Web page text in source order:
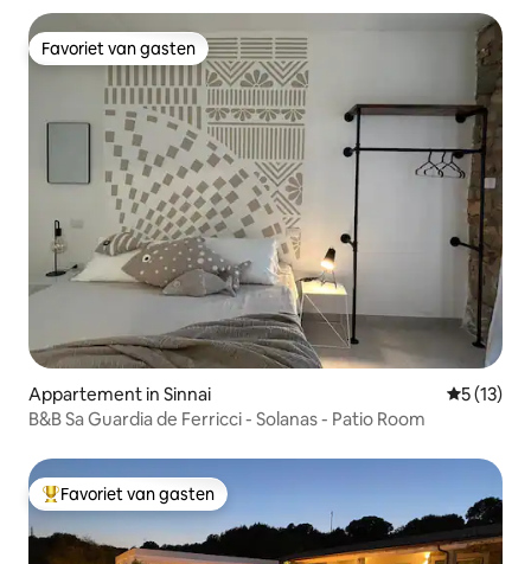
Favoriet van gasten
Favoriet van gasten
Appartement in Sinnai
5 (13)
B&B Sa Guardia de Ferricci - Solanas - Patio Room
Topfavoriet van gasten
Favoriet van gasten